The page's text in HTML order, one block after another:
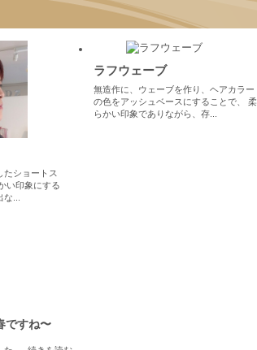
たショートス
い印象にする
...
ラフウェーブ
無造作に、ウェーブを作り、ヘアカラー
の色をアッシュベースにすることで、 柔
らかい印象でありながら、存...
ですね〜